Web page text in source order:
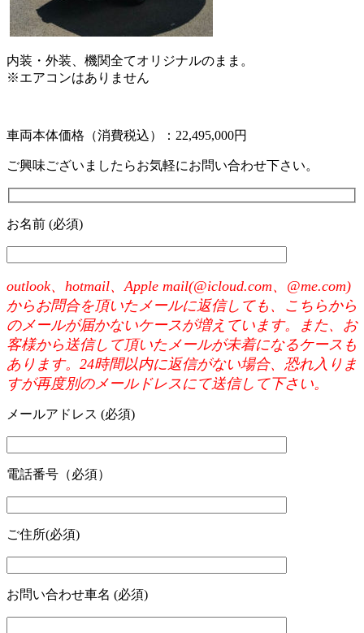
内装・外装、機関全てオリジナルのまま。
※エアコンはありません
車両本体価格（消費税込）：22,495,000円
ご興味ございましたらお気軽にお問い合わせ下さい。
お名前 (必須)
outlook、hotmail、Apple mail(@icloud.com、@me.com)
からお問合を頂いたメールに返信しても、こちらから
のメールが届かないケースが増えています。また、お
客様から送信して頂いたメールが未着になるケースも
あります。24時間以内に返信がない場合、恐れ入りま
すが再度別のメールドレスにて送信して下さい。
メールアドレス (必須)
電話番号（必須）
ご住所(必須)
お問い合わせ車名 (必須)